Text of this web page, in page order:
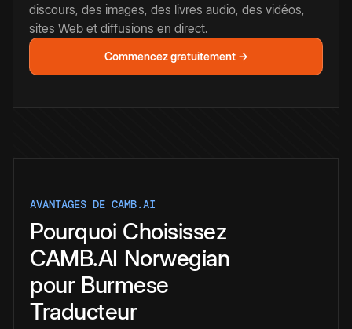
discours, des images, des livres audio, des vidéos,
sites Web et diffusions en direct.
Commencez gratuitement →
AVANTAGES DE CAMB.AI
Pourquoi Choisissez
CAMB.AI Norwegian
pour Burmese
Traducteur